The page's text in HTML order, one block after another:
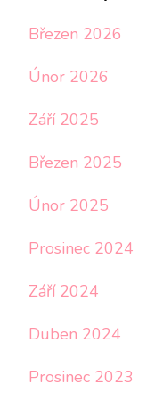
Březen 2026
Únor 2026
Září 2025
Březen 2025
Únor 2025
Prosinec 2024
Září 2024
Duben 2024
Prosinec 2023